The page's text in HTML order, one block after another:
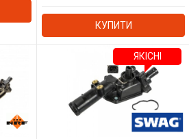
КУПИТИ
ЯКІСНІ